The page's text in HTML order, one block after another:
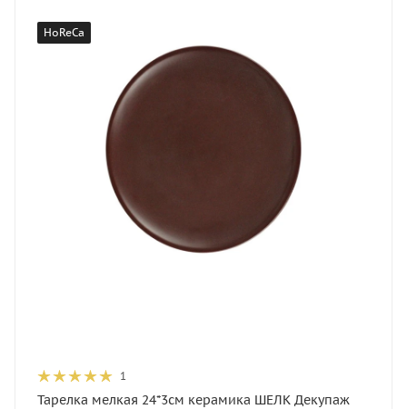
HoReCa
1
Тарелка мелкая 24*3см керамика ШЕЛК Декупаж